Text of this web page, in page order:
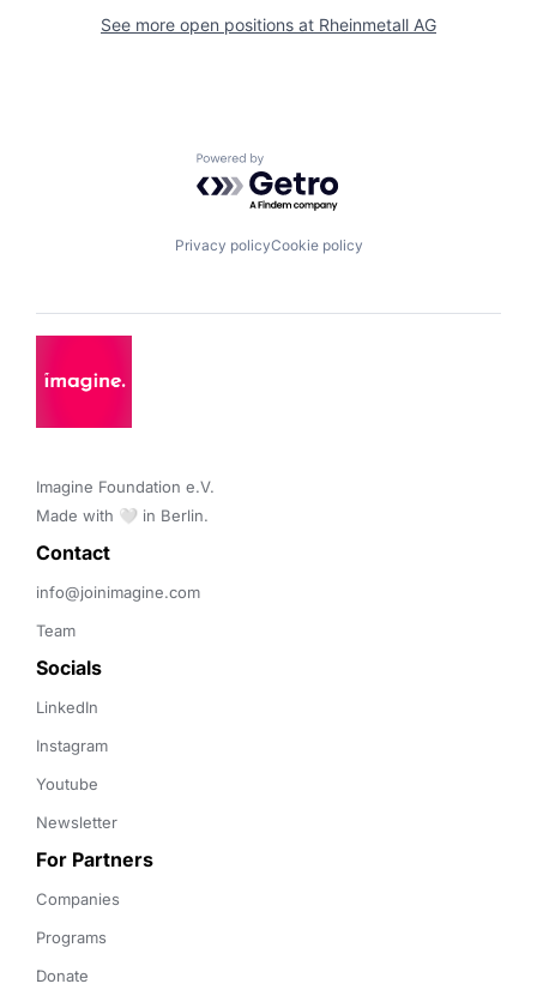
See more open positions at Rheinmetall AG
Powered by Getro.com
Privacy policyCookie policy
Imagine Foundation e.V.
Made with 🤍 in Berlin.
Contact
info@joinimagine.com
Team
Socials
LinkedIn
Instagram
Youtube
Newsletter
For Partners
Companies
Programs
Donate